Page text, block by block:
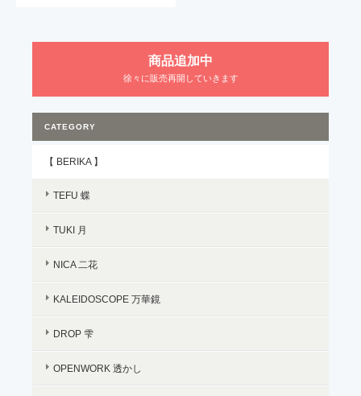
商品追加中
徐々に販売再開していきます
CATEGORY
【 BERIKA 】
TEFU 蝶
TUKI 月
NICA 二花
KALEIDOSCOPE 万華鏡
DROP 雫
OPENWORK 透かし